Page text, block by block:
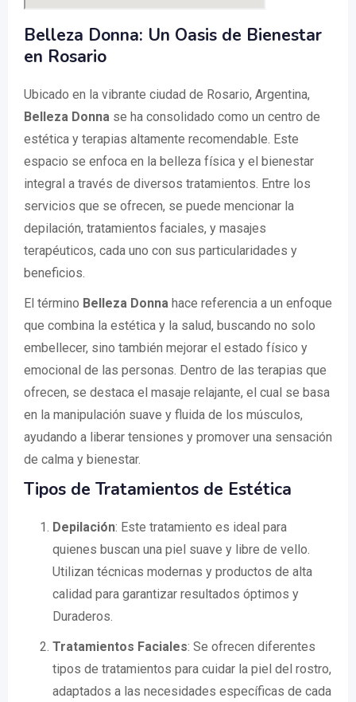
Belleza Donna: Un Oasis de Bienestar
en Rosario
Ubicado en la vibrante ciudad de Rosario, Argentina,
Belleza Donna se ha consolidado como un centro de
estética y terapias altamente recomendable. Este
espacio se enfoca en la belleza física y el bienestar
integral a través de diversos tratamientos. Entre los
servicios que se ofrecen, se puede mencionar la
depilación, tratamientos faciales, y masajes
terapéuticos, cada uno con sus particularidades y
beneficios.
El término Belleza Donna hace referencia a un enfoque
que combina la estética y la salud, buscando no solo
embellecer, sino también mejorar el estado físico y
emocional de las personas. Dentro de las terapias que
ofrecen, se destaca el masaje relajante, el cual se basa
en la manipulación suave y fluida de los músculos,
ayudando a liberar tensiones y promover una sensación
de calma y bienestar.
Tipos de Tratamientos de Estética
Depilación: Este tratamiento es ideal para
quienes buscan una piel suave y libre de vello.
Utilizan técnicas modernas y productos de alta
calidad para garantizar resultados óptimos y
Duraderos.
Tratamientos Faciales: Se ofrecen diferentes
tipos de tratamientos para cuidar la piel del rostro,
adaptados a las necesidades específicas de cada